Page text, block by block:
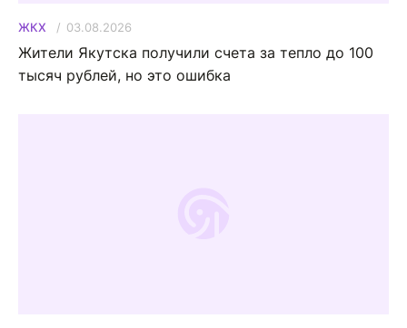
ЖКХ 03.08.2026
Жители Якутска получили счета за тепло до 100
тысяч рублей, но это ошибка